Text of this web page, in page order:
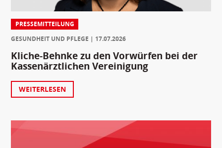
PRESSEMITTEILUNG
GESUNDHEIT UND PFLEGE
17.07.2026
Kliche-Behnke zu den Vorwürfen bei der
Kassenärztlichen Vereinigung
WEITERLESEN